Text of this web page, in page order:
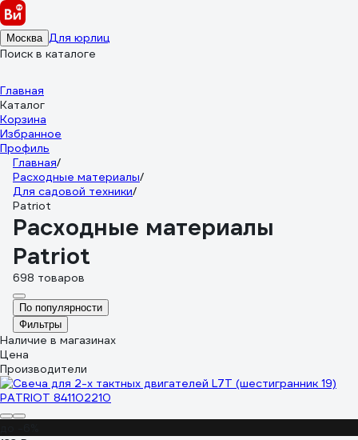
Москва Для юрлиц
Поиск в каталоге
Главная
Каталог
Корзина
Избранное
Профиль
Главная/
Расходные материалы/
Для садовой техники/
Patriot
Расходные материалы
Patriot
698 товаров
По популярности
Фильтры
Наличие в магазинах
Цена
Производители